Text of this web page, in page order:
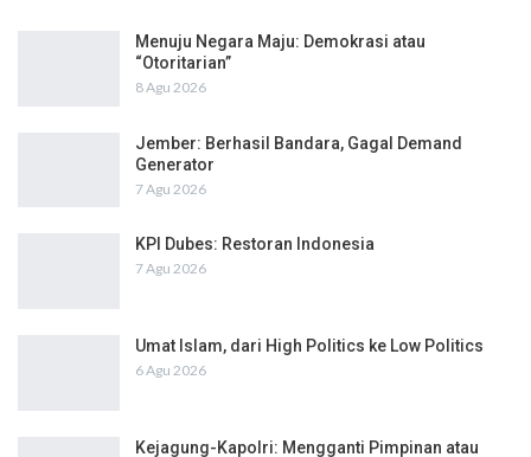
Menuju Negara Maju: Demokrasi atau
“Otoritarian”
8 Agu 2026
Jember: Berhasil Bandara, Gagal Demand
Generator
7 Agu 2026
KPI Dubes: Restoran Indonesia
7 Agu 2026
Umat Islam, dari High Politics ke Low Politics
6 Agu 2026
Kejagung-Kapolri: Mengganti Pimpinan atau